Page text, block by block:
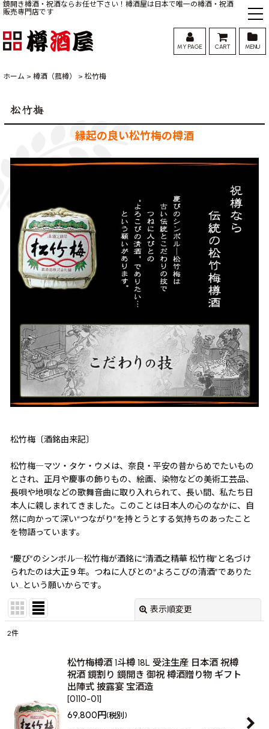
鏡開き樽酒・祝酒ならお任せ下さい！樽酒屋は日本で唯一の樽酒・祝酒
販売専門店です
MY PAGE CART MENU
ホーム > 樽酒（菰樽） > 松竹梅
松竹梅
縁起の良い松竹梅の樽酒
松竹梅〔酒銘由来記〕
松竹梅―マツ・タケ・ウメは、奈良・平安の昔からめでたいもの
とされ、正月や慶事の飾りもの、絵画、染物などの美術工芸品、
長唄や地唄などの歌舞音曲に取り入れられて、長い間、私たち日
本人に親しまれてきました。このことは日本人の心のなかに、自
然に向かって深い“つながり”を持とうとする気持ちのあったこと
を物語っています。
“慶び”のシンボル―松竹梅が酒銘に“清酒之精華 松竹梅”と名づけ
られたのは大正９年。つねに人びとの“よろこびの清酒”でありた
い…という願いからです。
表示順変更
絞り込む
2件
松竹梅樽酒 1斗樽 18L 受注生産 日本酒 祝樽
祝酒 鏡割り 鏡開き 御祝 樽酒贈り物 ギフト
出陣式 披露宴 宝酒造
[0110-01]
69,800円(税別)